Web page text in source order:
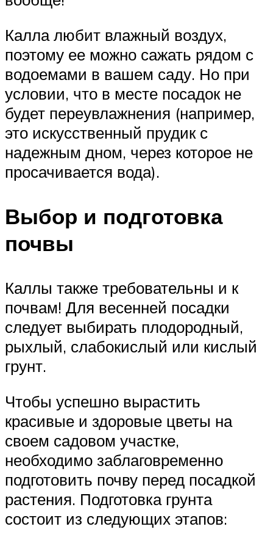
Калла любит влажный воздух,
поэтому ее можно сажать рядом с
водоемами в вашем саду. Но при
условии, что в месте посадок не
будет переувлажнения (например,
это искусственный прудик с
надежным дном, через которое не
просачивается вода).
Выбор и подготовка
почвы
Каллы также требовательны и к
почвам! Для весенней посадки
следует выбирать плодородный,
рыхлый, слабокислый или кислый
грунт.
Чтобы успешно вырастить
красивые и здоровые цветы на
своем садовом участке,
необходимо заблаговременно
подготовить почву перед посадкой
растения. Подготовка грунта
состоит из следующих этапов: